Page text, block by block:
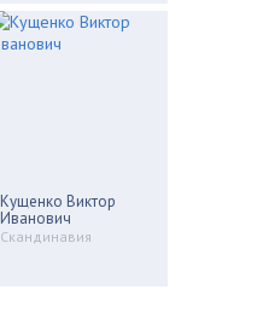
Кущенко Виктор
Иванович
Скандинавия